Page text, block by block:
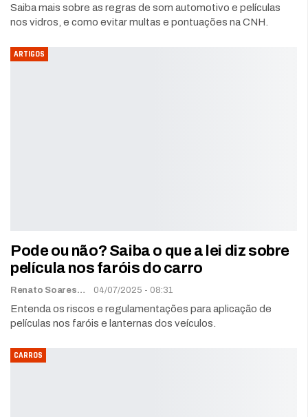
Saiba mais sobre as regras de som automotivo e películas
nos vidros, e como evitar multas e pontuações na CNH.
ARTIGOS
Pode ou não? Saiba o que a lei diz sobre
película nos faróis do carro
Renato Soares 04/07/2025 - 08:31
Entenda os riscos e regulamentações para aplicação de
películas nos faróis e lanternas dos veículos.
CARROS